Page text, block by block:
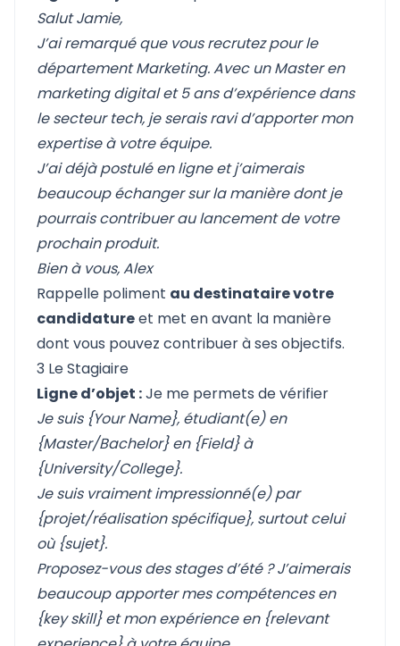
Salut Jamie,
J’ai remarqué que vous recrutez pour le
département Marketing. Avec un Master en
marketing digital et 5 ans d’expérience dans
le secteur tech, je serais ravi d’apporter mon
expertise à votre équipe.
J’ai déjà postulé en ligne et j’aimerais
beaucoup échanger sur la manière dont je
pourrais contribuer au lancement de votre
prochain produit.
Bien à vous,Alex
Rappelle poliment au destinataire votre
candidatureet met en avant la manière
dont vous pouvez contribuer à ses objectifs.
3 Le Stagiaire
Ligne d’objet :Je me permets de vérifier
Je suis {Your Name}, étudiant(e) en
{Master/Bachelor} en {Field} à
{University/College}.
Je suis vraiment impressionné(e) par
{projet/réalisation spécifique}, surtout celui
où {sujet}.
Proposez-vous des stages d’été ? J’aimerais
beaucoup apporter mes compétences en
{key skill} et mon expérience en {relevant